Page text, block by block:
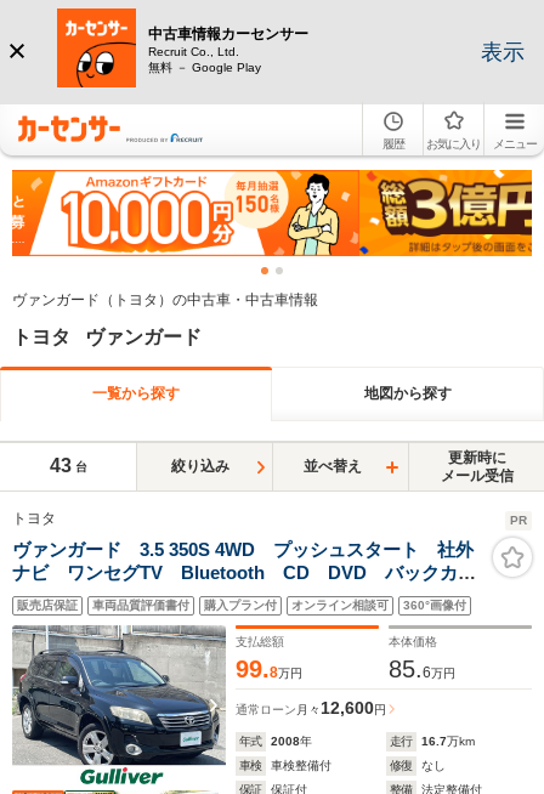
中古車情報カーセンサー
Recruit Co., Ltd.
無料 － Google Play
表示
履歴 お気に入り メニュー
ヴァンガード（トヨタ）の中古車・中古車情報
トヨタ ヴァンガード
一覧から探す 地図から探す
43 台 絞り込み 並べ替え
更新時に
メール受信
トヨタ PR
ヴァンガード 3.5 350S 4WD プッシュスタート 社外
ナビ ワンセグTV Bluetooth CD DVD バックカメ
ラ クルーズコントロール ダウンヒルアシストコント
ロール ステアリングスイッチ ププッシュスタート
スマートキー HIDヘッドライト
販売店保証 車両品質評価書付 購入プラン付 オンライン相談可 360°画像付
支払総額
99.8万円
本体価格
85.6万円
通常ローン 月々12,600円
年式 2008年 走行 16.7万km
車検
車検整備付 修復
なし
保証
保証付 整備
法定整備付